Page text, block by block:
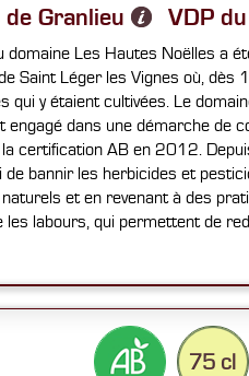
Granlieu
VDP
domaine Les Hautes Noëlles a
Saint Léger les Vignes où, dès
qui y étaient cultivées. Le
engagé dans une démarche de
certification AB en 2012.
de bannir les herbicides et
et en revenant à des
les labours, qui permettent de
75 cl